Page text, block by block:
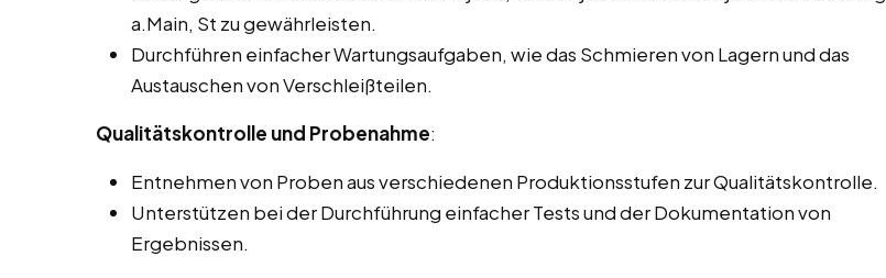
a.Main, St zu gewährleisten.
Durchführen einfacher Wartungsaufgaben, wie das Schmieren von Lagern und das
Austauschen von Verschleißteilen.
Qualitätskontrolle und Probenahme:
Entnehmen von Proben aus verschiedenen Produktionsstufen zur Qualitätskontrolle.
Unterstützen bei der Durchführung einfacher Tests und der Dokumentation von
Ergebnissen.